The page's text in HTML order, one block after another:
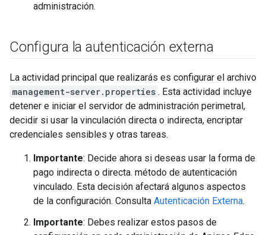
administración.
Configura la autenticación externa
La actividad principal que realizarás es configurar el archivo
management-server.properties . Esta actividad incluye
detener e iniciar el servidor de administración perimetral,
decidir si usar la vinculación directa o indirecta, encriptar
credenciales sensibles y otras tareas.
Importante: Decide ahora si deseas usar la forma de
pago indirecta o directa. método de autenticación
vinculado. Esta decisión afectará algunos aspectos
de la configuración. Consulta Autenticación Externa.
Importante: Debes realizar estos pasos de